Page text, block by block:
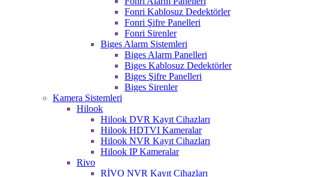
Fonri Kablosuz Dedektörler
Fonri Şifre Panelleri
Fonri Sirenler
Biges Alarm Sistemleri
Biges Alarm Panelleri
Biges Kablosuz Dedektörler
Biges Şifre Panelleri
Biges Sirenler
Kamera Sistemleri
Hilook
Hilook DVR Kayıt Cihazları
Hilook HDTVI Kameralar
Hilook NVR Kayıt Cihazları
Hilook IP Kameralar
Rivo
RİVO NVR Kayıt Cihazları